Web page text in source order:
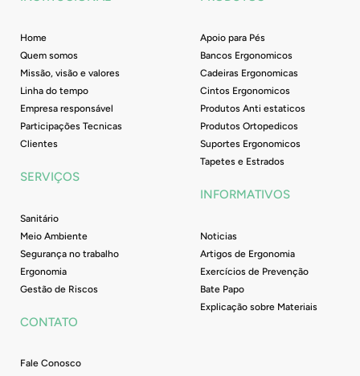
n
Home
Quem somos
Missão, visão e valores
Linha do tempo
Empresa responsável
Participações Tecnicas
Clientes
SERVIÇOS
Sanitário
Meio Ambiente
Segurança no trabalho
Ergonomia
Gestão de Riscos
CONTATO
Fale Conosco
Apoio para Pés
Bancos Ergonomicos
Cadeiras Ergonomicas
Cintos Ergonomicos
Produtos Anti estaticos
Produtos Ortopedicos
Suportes Ergonomicos
Tapetes e Estrados
INFORMATIVOS
Noticias
Artigos de Ergonomia
Exercícios de Prevenção
Bate Papo
Explicação sobre Materiais